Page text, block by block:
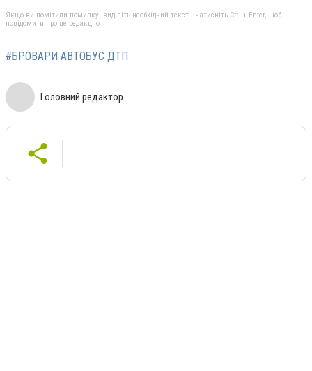
Якщо ви помітили помилку, виділіть необхідний текст і натисніть Ctrl + Enter, щоб
повідомити про це редакцію
#БРОВАРИ АВТОБУС ДТП
Головний редактор